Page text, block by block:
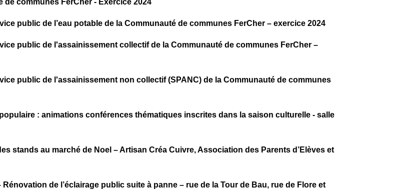
communes FerCher - Exercice 2024
public de l’eau potable de la Communauté de communes FerCher – exercice 2024
public de l'assainissement collectif de la Communauté de communes FerCher –
public de l'assainissement non collectif (SPANC) de la Communauté de communes
: animations conférences thématiques inscrites dans la saison culturelle - salle
stands au marché de Noel – Artisan Créa Cuivre, Association des Parents d’Elèves et
de l’éclairage public suite à panne – rue de la Tour de Bau, rue de Flore et